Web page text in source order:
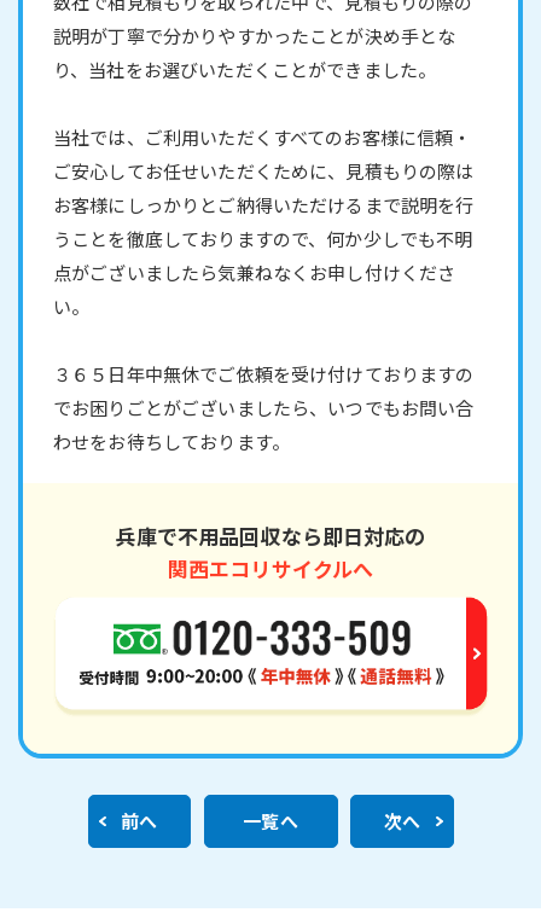
説明が丁寧で分かりやすかったことが決め手とな
り、当社をお選びいただくことができました。
当社では、ご利用いただくすべてのお客様に信頼・
ご安心してお任せいただくために、見積もりの際は
お客様にしっかりとご納得いただけるまで説明を行
うことを徹底しておりますので、何か少しでも不明
点がございましたら気兼ねなくお申し付けくださ
い。
３６５日年中無休でご依頼を受け付けておりますの
でお困りごとがございましたら、いつでもお問い合
わせをお待ちしております。
兵庫で不用品回収なら即日対応の
関西エコリサイクルへ
前へ 一覧へ 次へ